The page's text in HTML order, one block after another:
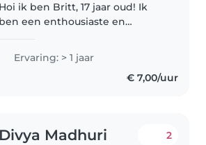
Hoi ik ben Britt, 17 jaar oud! Ik
ben een enthousiaste en
doorbrengt met kinderen.
Hoewel ik nog niet veel ervaring
heb als oppas, heb ik veel
Ervaring: > 1 jaar
€ 7,00/uur
Divya Madhuri 2